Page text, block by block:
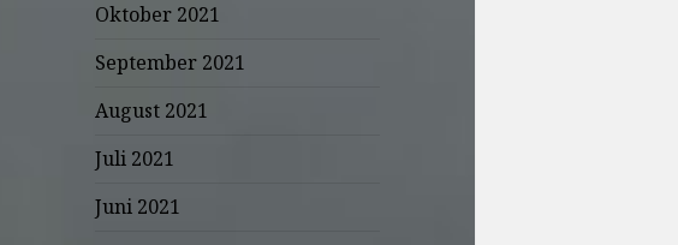
Oktober 2021
September 2021
August 2021
Juli 2021
Juni 2021